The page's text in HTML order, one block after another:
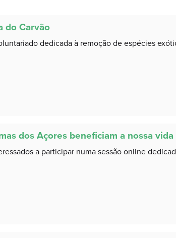
do Carvão
dedicada à remoção de espécies
dos Açores beneficiam a nossa vida
a participar numa sessão online